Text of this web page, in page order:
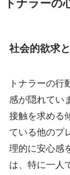
トナラーの
社会的欲求
トナラーの行
感が隠れてい
接触を求める
ている他のプ
理的に安心感
は、特に一人